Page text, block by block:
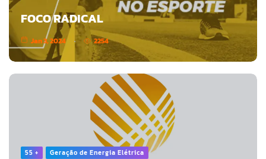
FOCO RADICAL
Jan 3, 2024 2254
55 + Geração de Energia Elétrica